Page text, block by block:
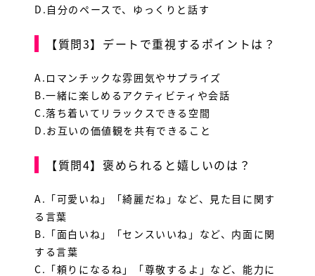
D.自分のペースで、ゆっくりと話す
【質問3】デートで重視するポイントは？
A.ロマンチックな雰囲気やサプライズ
B.一緒に楽しめるアクティビティや会話
C.落ち着いてリラックスできる空間
D.お互いの価値観を共有できること
【質問4】褒められると嬉しいのは？
A.「可愛いね」「綺麗だね」など、見た目に関す
る言葉
B.「面白いね」「センスいいね」など、内面に関
する言葉
C.「頼りになるね」「尊敬するよ」など、能力に